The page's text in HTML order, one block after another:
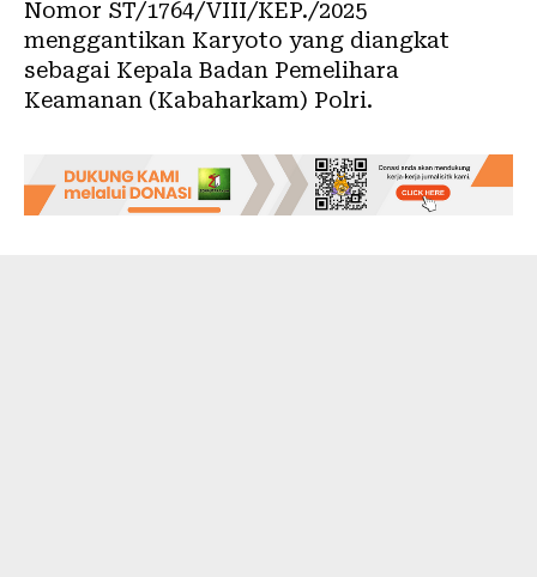
Nomor ST/1764/VIII/KEP./2025
menggantikan Karyoto yang diangkat
sebagai Kepala Badan Pemelihara
Keamanan (Kabaharkam) Polri.